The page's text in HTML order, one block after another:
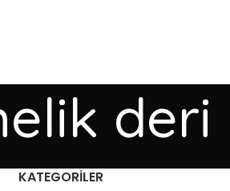
deri
KATEGORILER